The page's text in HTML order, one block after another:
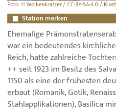
Foto: © Wolkenkratzer / CC-BY-SA-4.0 /
Station merken
Ehemalige
war ein bedeutendes
Reich, hatte zahlreiche
++ seit 1923 im Besitz des
1150 als eine der frühesten
erbaut (Romanik, Gotik,
Stahlapplikationen), Basilica